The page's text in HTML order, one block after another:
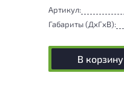
Артикул:
Габариты (ДxГxВ):
В корзину